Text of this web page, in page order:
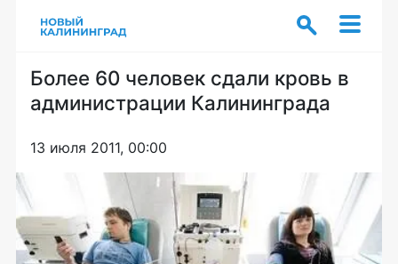
Более 60 человек сдали кровь в
администрации Калининграда
13 июля 2011, 00:00